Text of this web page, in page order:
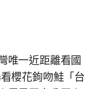
唯一近距離看國
櫻花鉤吻鮭「台